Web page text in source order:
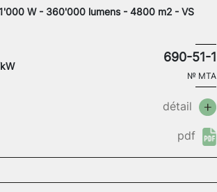
W - 360'000 lumens - 4800 m2 - VS
690-51-1
№ MTA
détail
pdf